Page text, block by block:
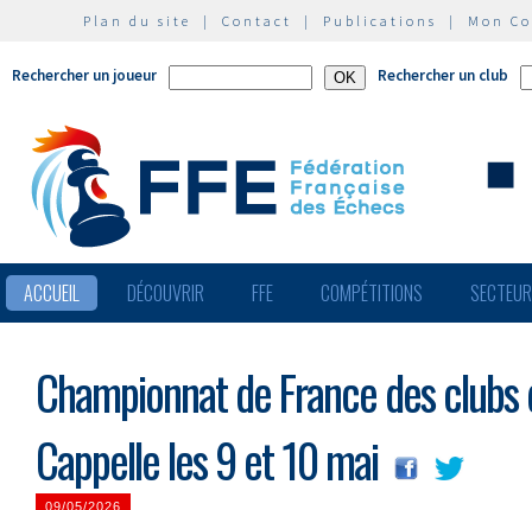
Plan du site | Contact | Publications | Mon
Rechercher un joueur Rechercher un club
ACCUEIL DÉCOUVRIR FFE COMPÉTITIONS
Championnat de France des
Cappelle les 9 et 10 mai
09/05/2026